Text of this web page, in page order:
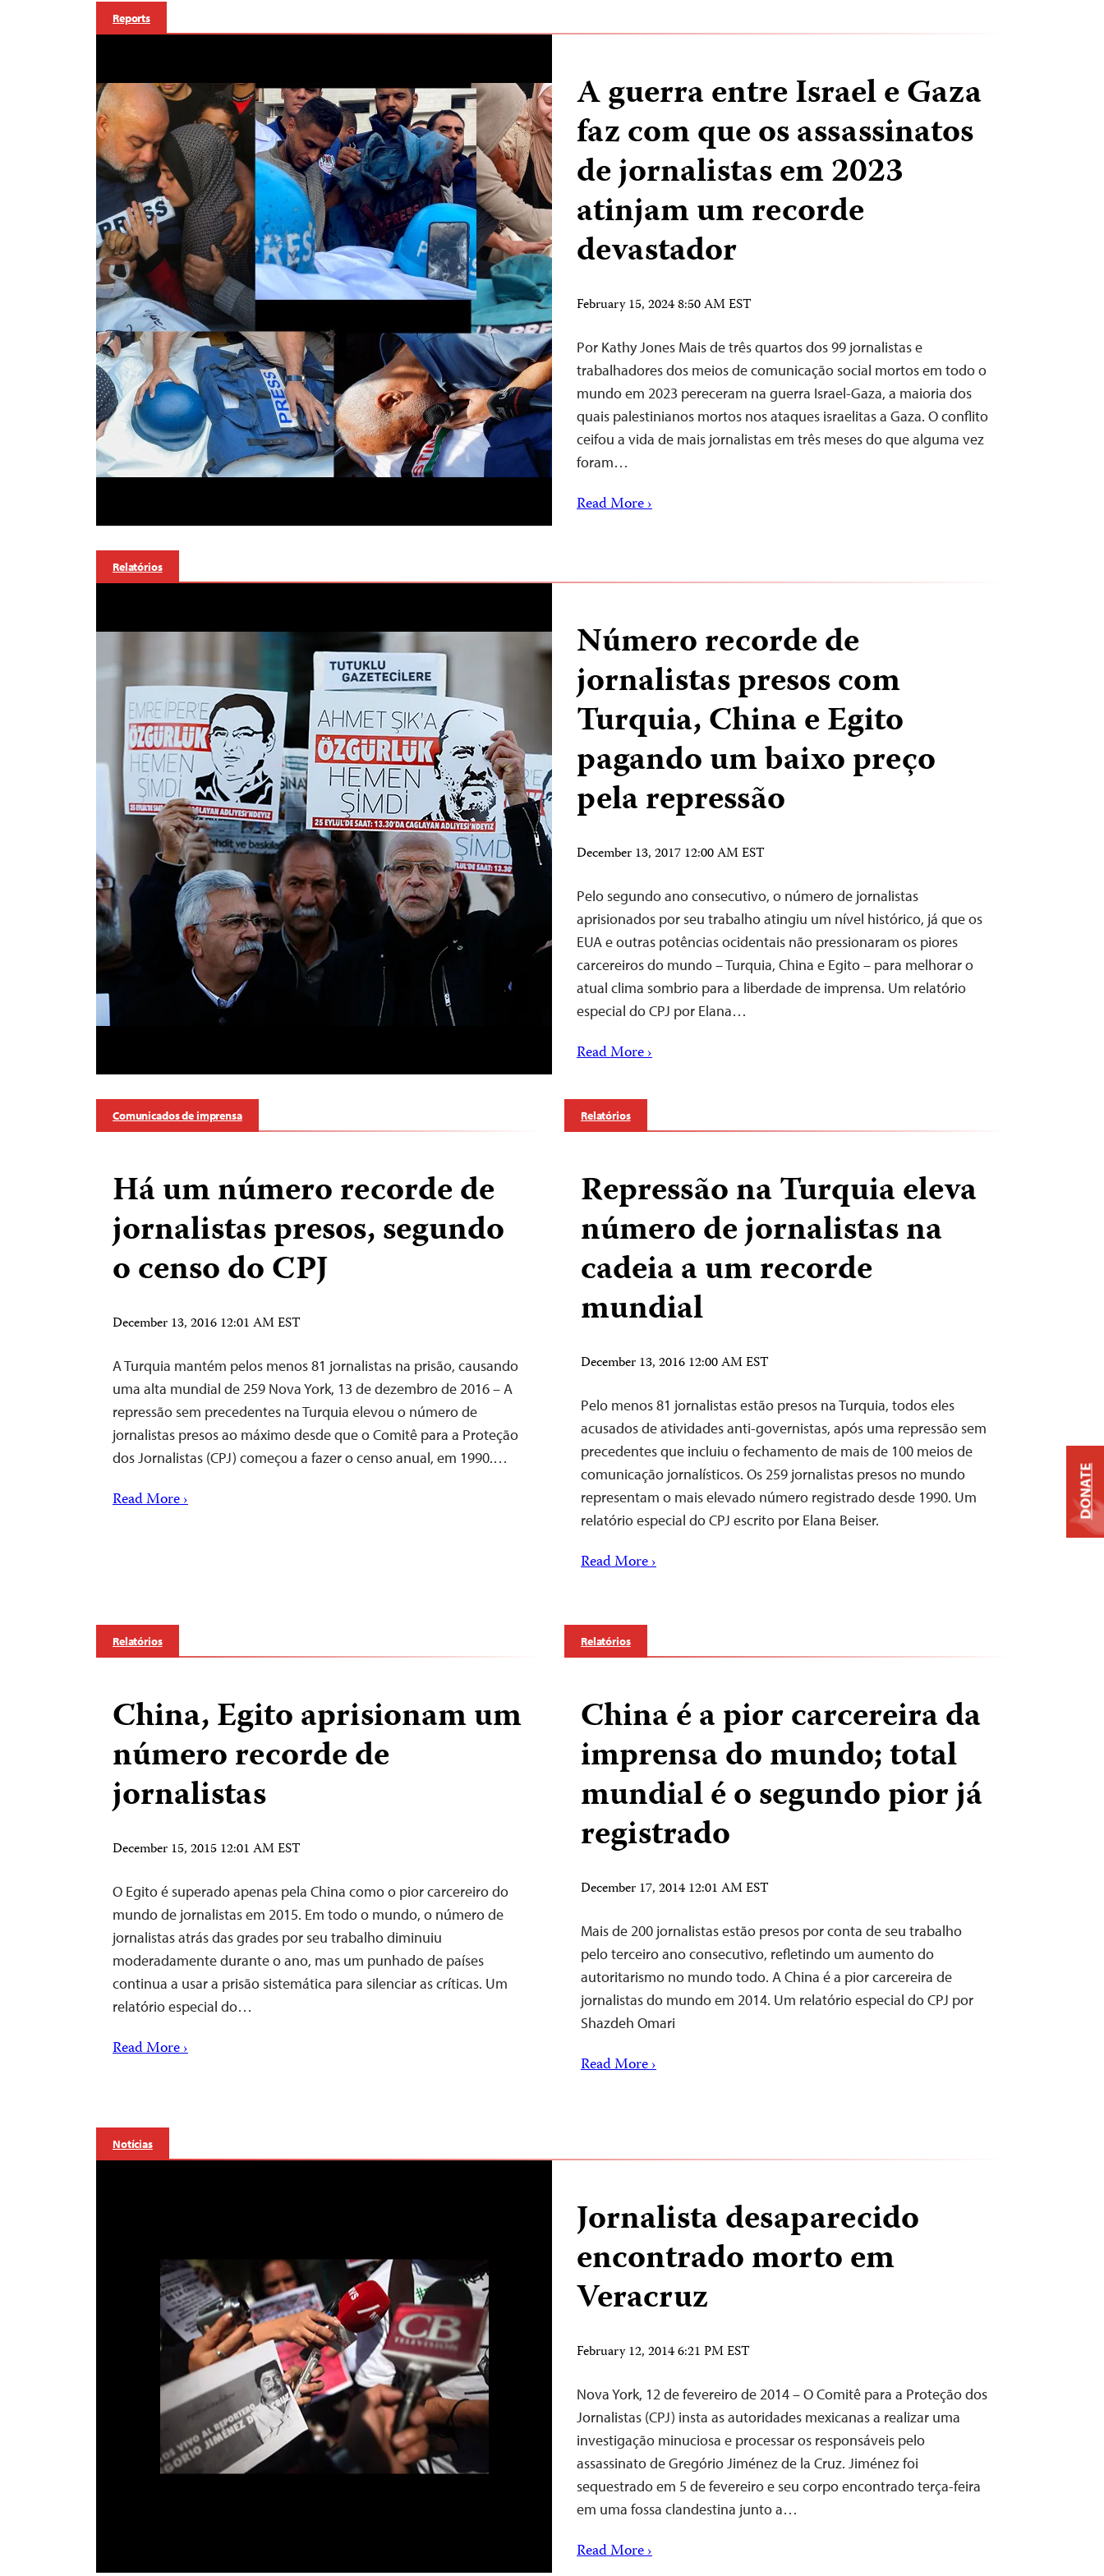
Reports
A guerra entre Israel e Gaza
faz com que os assassinatos
de jornalistas em 2023
atinjam um recorde
devastador
February 15, 2024 8:50 AM EST
Por Kathy Jones Mais de três quartos dos 99 jornalistas e
trabalhadores dos meios de comunicação social mortos em todo o
mundo em 2023 pereceram na guerra Israel-Gaza, a maioria dos
quais palestinianos mortos nos ataques israelitas a Gaza. O conflito
ceifou a vida de mais jornalistas em três meses do que alguma vez
foram…
Read More ›
Relatórios
Número recorde de
jornalistas presos com
Turquia, China e Egito
pagando um baixo preço
pela repressão
December 13, 2017 12:00 AM EST
Pelo segundo ano consecutivo, o número de jornalistas
aprisionados por seu trabalho atingiu um nível histórico, já que os
EUA e outras potências ocidentais não pressionaram os piores
carcereiros do mundo – Turquia, China e Egito – para melhorar o
atual clima sombrio para a liberdade de imprensa. Um relatório
especial do CPJ por Elana…
Read More ›
Comunicados de imprensa
Há um número recorde de
jornalistas presos, segundo
o censo do CPJ
December 13, 2016 12:01 AM EST
A Turquia mantém pelos menos 81 jornalistas na prisão, causando
uma alta mundial de 259 Nova York, 13 de dezembro de 2016 – A
repressão sem precedentes na Turquia elevou o número de
jornalistas presos ao máximo desde que o Comitê para a Proteção
dos Jornalistas (CPJ) começou a fazer o censo anual, em 1990.…
Read More ›
Relatórios
Repressão na Turquia eleva
número de jornalistas na
cadeia a um recorde
mundial
December 13, 2016 12:00 AM EST
Pelo menos 81 jornalistas estão presos na Turquia, todos eles
acusados de atividades anti-governistas, após uma repressão sem
precedentes que incluiu o fechamento de mais de 100 meios de
comunicação jornalísticos. Os 259 jornalistas presos no mundo
representam o mais elevado número registrado desde 1990. Um
relatório especial do CPJ escrito por Elana Beiser.
Read More ›
Relatórios
China, Egito aprisionam um
número recorde de
jornalistas
December 15, 2015 12:01 AM EST
O Egito é superado apenas pela China como o pior carcereiro do
mundo de jornalistas em 2015. Em todo o mundo, o número de
jornalistas atrás das grades por seu trabalho diminuiu
moderadamente durante o ano, mas um punhado de países
continua a usar a prisão sistemática para silenciar as críticas. Um
relatório especial do…
Read More ›
Relatórios
China é a pior carcereira da
imprensa do mundo; total
mundial é o segundo pior já
registrado
December 17, 2014 12:01 AM EST
Mais de 200 jornalistas estão presos por conta de seu trabalho
pelo terceiro ano consecutivo, refletindo um aumento do
autoritarismo no mundo todo. A China é a pior carcereira de
jornalistas do mundo em 2014. Um relatório especial do CPJ por
Shazdeh Omari
Read More ›
Notícias
Jornalista desaparecido
encontrado morto em
Veracruz
February 12, 2014 6:21 PM EST
Nova York, 12 de fevereiro de 2014 – O Comitê para a Proteção dos
Jornalistas (CPJ) insta as autoridades mexicanas a realizar uma
investigação minuciosa e processar os responsáveis pelo
assassinato de Gregório Jiménez de la Cruz. Jiménez foi
sequestrado em 5 de fevereiro e seu corpo encontrado terça-feira
em uma fossa clandestina junto a…
Read More ›
DONATE